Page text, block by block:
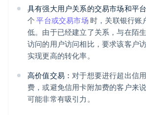
具有强大用户关系的交易市场和平台
个平台或交易市场 时，关联银行账
低。由于已经建立了关系，与在陌
访问的用户访问相比，要求该客户
实现更高的转化率。
高价值交易：对于想要进行超出信
费，或避免信用卡附加费的客户来
可能非常有吸引力。